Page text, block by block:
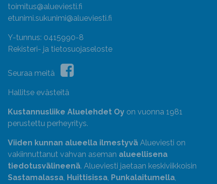
toimitus@alueviesti.fi
etunimi.sukunimi@alueviesti.fi
Y-tunnus: 0415990-8
Rekisteri- ja tietosuojaseloste
Seuraa meitä
Hallitse evästeitä
Kustannusliike Aluelehdet Oy on vuonna 1981
perustettu perheyritys.
Viiden kunnan alueella ilmestyvä Alueviesti on
vakiinnuttanut vahvan aseman alueellisena
tiedotusvälineenä. Alueviesti jaetaan keskiviikkoisin
Sastamalassa, Huittisissa, Punkalaitumella,